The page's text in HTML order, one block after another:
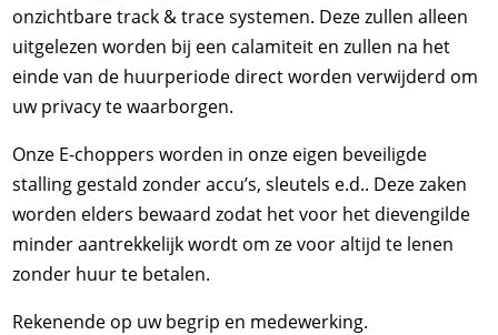
onzichtbare track & trace systemen. Deze zullen alleen
uitgelezen worden bij een calamiteit en zullen na het
einde van de huurperiode direct worden verwijderd om
uw privacy te waarborgen.
Onze E-choppers worden in onze eigen beveiligde
stalling gestald zonder accu’s, sleutels e.d.. Deze zaken
worden elders bewaard zodat het voor het dievengilde
minder aantrekkelijk wordt om ze voor altijd te lenen
zonder huur te betalen.
Rekenende op uw begrip en medewerking.